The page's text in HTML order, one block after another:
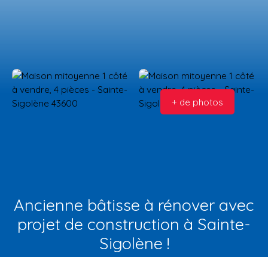
Estimation
+ de photos
Ancienne bâtisse à rénover avec
projet de construction à Sainte-
Sigolène !